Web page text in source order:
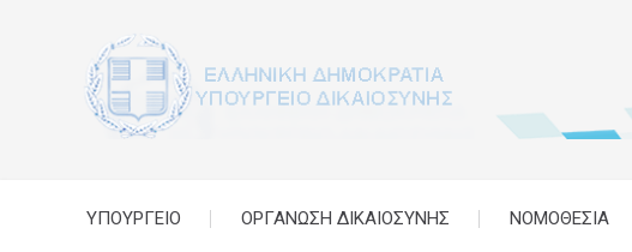
ΥΠΟΥΡΓΕΙΟ ΟΡΓΑΝΩΣΗ ΔΙΚΑΙΟΣΥΝΗΣ ΝΟΜΟΘΕΣΙΑ